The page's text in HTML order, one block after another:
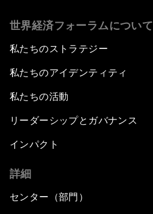
世界経済フォーラムについて
私たちのストラテジー
私たちのアイデンティティ
私たちの活動
リーダーシップとガバナンス
インパクト
詳細
センター（部門）